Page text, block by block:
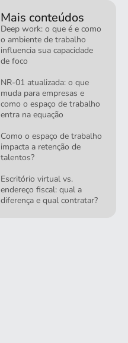
Mais conteúdos
Deep work: o que é e como
o ambiente de trabalho
influencia sua capacidade
de foco
NR-01 atualizada: o que
muda para empresas e
como o espaço de trabalho
entra na equação
Como o espaço de trabalho
impacta a retenção de
talentos?
Escritório virtual vs.
endereço fiscal: qual a
diferença e qual contratar?